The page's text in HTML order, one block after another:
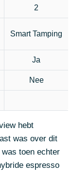
2
Smart Tamping
Ja
Nee
hebt
was over dit
toen echter
espresso